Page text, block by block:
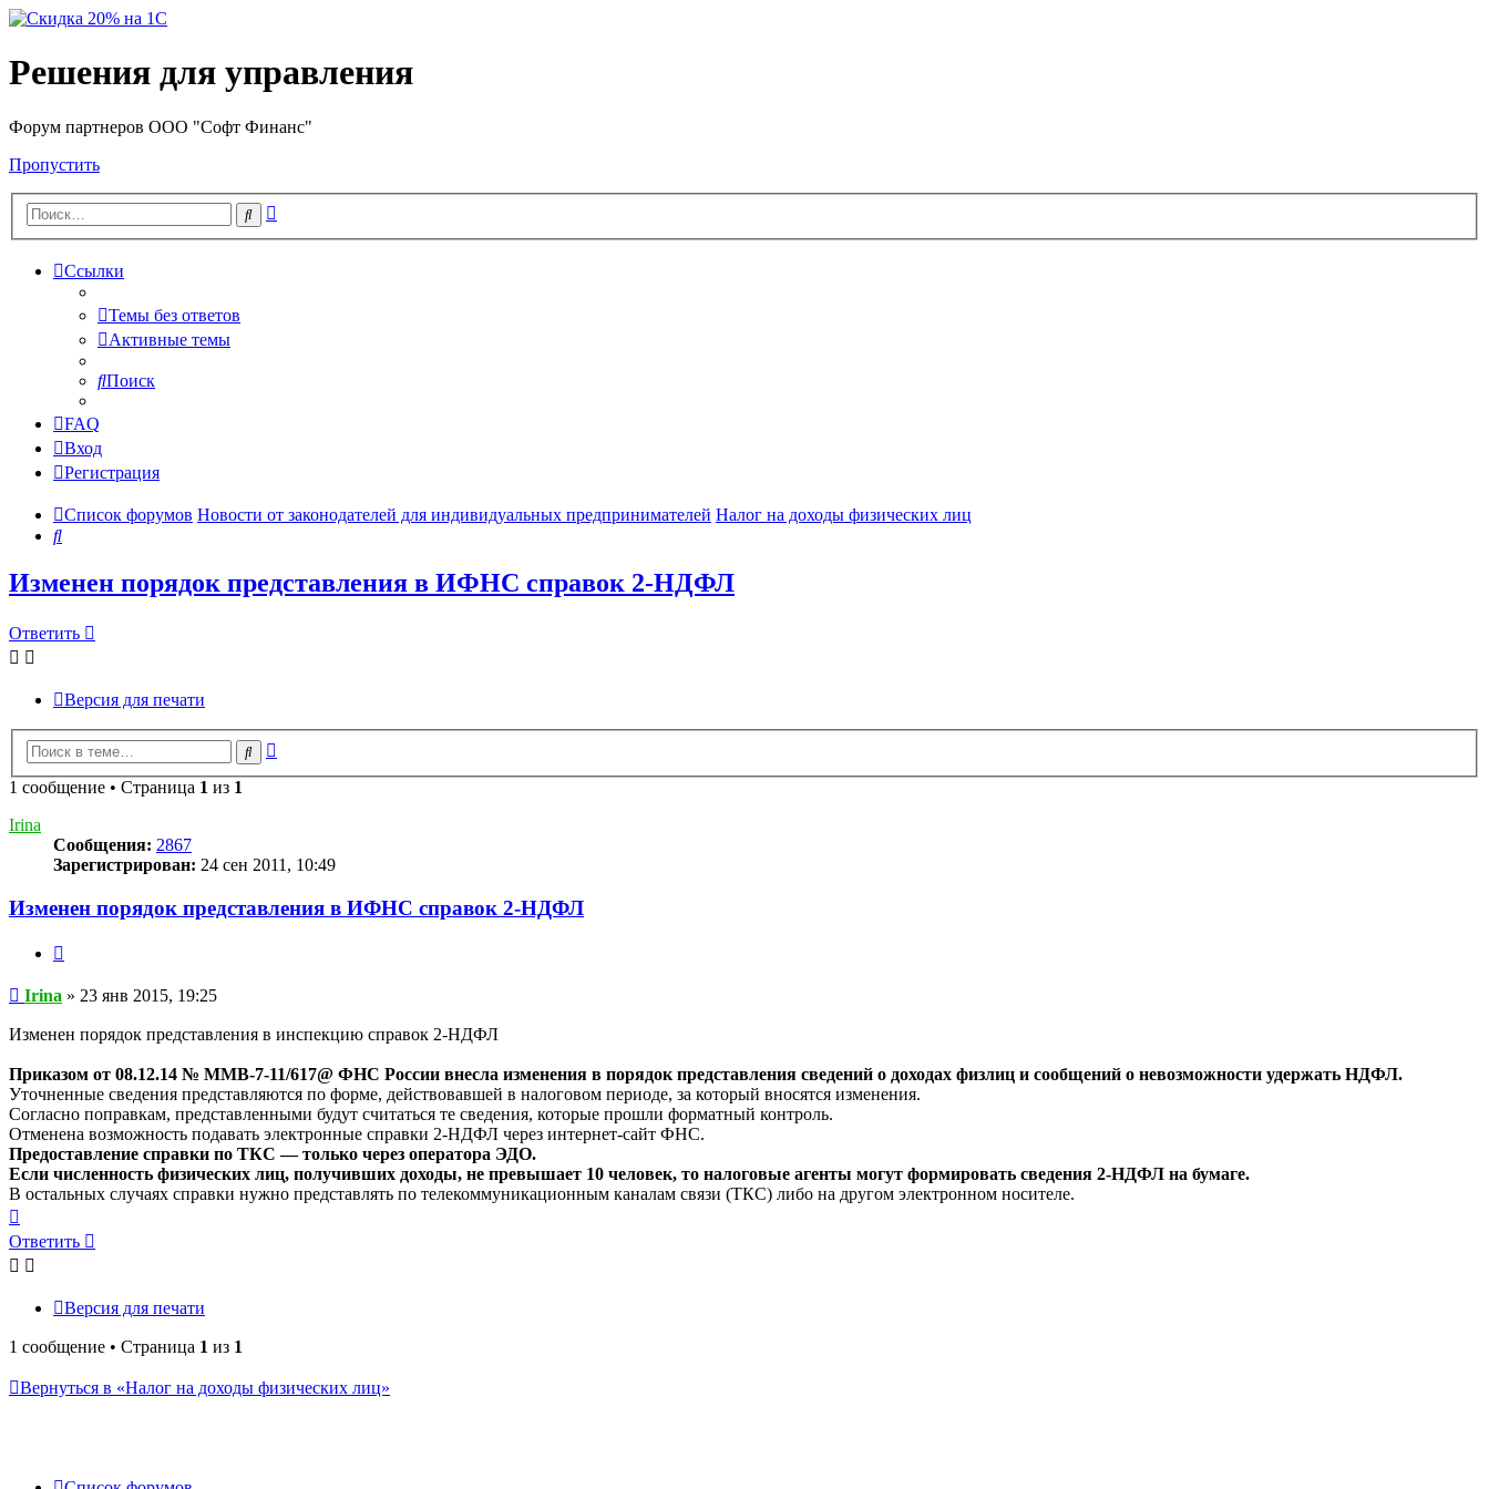
Решения для управления
Форум партнеров ООО "Софт Финанс"
Пропустить
Поиск
Ссылки
Темы без ответов
Активные темы
Поиск
FAQ
Вход
Регистрация
Список форумов Новости от законодателей для индивидуальных предпринимателей Налог на доходы физических лиц
Поиск
Изменен порядок представления в ИФНС справок 2-НДФЛ
Ответить
Версия для печати
Поиск
1 сообщение • Страница 1 из 1
Irina
Сообщения: 2867
Зарегистрирован: 24 сен 2011, 10:49
Изменен порядок представления в ИФНС справок 2-НДФЛ
Сообщение
Irina » 23 янв 2015, 19:25
Изменен порядок представления в инспекцию справок 2-НДФЛ
Приказом от 08.12.14 № ММВ-7-11/617@ ФНС России внесла изменения в порядок представления сведений о доходах физлиц и сообщений о невозможности удержать НДФЛ.
Уточненные сведения представляются по форме, действовавшей в налоговом периоде, за который вносятся изменения.
Согласно поправкам, представленными будут считаться те сведения, которые прошли форматный контроль.
Отменена возможность подавать электронные справки 2-НДФЛ через интернет-сайт ФНС.
Предоставление справки по ТКС — только через оператора ЭДО.
Если численность физических лиц, получивших доходы, не превышает 10 человек, то налоговые агенты могут формировать сведения 2-НДФЛ на бумаге.
В остальных случаях справки нужно представлять по телекоммуникационным каналам связи (ТКС) либо на другом электронном носителе.
к
началу
Ответить
Версия для печати
1 сообщение • Страница 1 из 1
Вернуться в «Налог на доходы физических лиц»